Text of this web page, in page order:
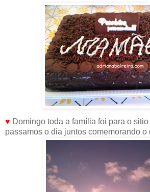
♥ Domingo toda a família foi para o
passamos o dia juntos comemorando o